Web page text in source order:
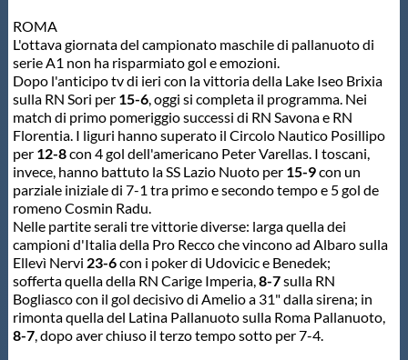
Protezione Civile
Qualità
Sostenibilità
Privacy
Cookie Policy
Archivio News
ROMA
L'ottava giornata del campionato maschile di pallanuoto di
serie A1 non ha risparmiato gol e emozioni.
Dopo l'anticipo tv di ieri con la vittoria della Lake Iseo Brixia
sulla RN Sori per 15-6, oggi si completa il programma. Nei
match di primo pomeriggio successi di RN Savona e RN
Florentia. I liguri hanno superato il Circolo Nautico Posillipo
per 12-8con 4 gol dell'americano Peter Varellas. I toscani,
invece, hanno battuto la SS Lazio Nuoto per 15-9con un
parziale iniziale di 7-1 tra primo e secondo tempo e 5 gol de
romeno Cosmin Radu.
Nelle partite serali tre vittorie diverse: larga quella dei
campioni d'Italia della Pro Recco che vincono ad Albaro sulla
Ellevì Nervi 23-6con i poker di Udovicic e Benedek;
sofferta quella della RN Carige Imperia,8-7sulla RN
Bogliasco con il gol decisivo di Amelio a 31" dalla sirena; in
rimonta quella del Latina Pallanuoto sulla Roma Pallanuoto,
8-7, dopo aver chiuso il terzo tempo sotto per 7-4.